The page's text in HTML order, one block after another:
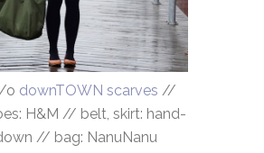
o downTOWN scarves //
H&M // belt, skirt: hand-
// bag: NanuNanu